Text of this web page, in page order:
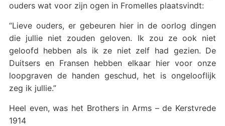
ouders wat voor zijn ogen in Fromelles plaatsvindt:
“Lieve ouders, er gebeuren hier in de oorlog dingen
die jullie niet zouden geloven. Ik zou ze ook niet
geloofd hebben als ik ze niet zelf had gezien. De
Duitsers en Fransen hebben elkaar hier voor onze
loopgraven de handen geschud, het is ongelooflijk
zeg ik jullie.”
Heel even, was het Brothers in Arms – de Kerstvrede
1914